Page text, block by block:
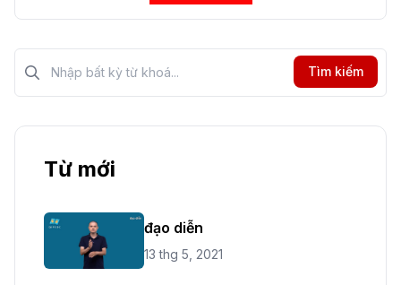
Tìm kiếm?>
Tìm kiếm
Từ mới
đạo diễn
13 thg 5, 2021